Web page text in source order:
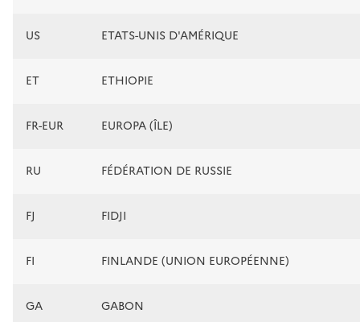
US ETATS-UNIS D'AMÉRIQUE
ET ETHIOPIE
FR-EUR EUROPA (ÎLE)
RU FÉDÉRATION DE RUSSIE
FJ FIDJI
FI FINLANDE (UNION EUROPÉENNE)
GA GABON